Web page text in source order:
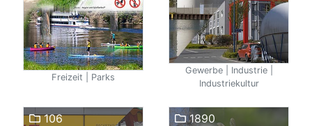
Freizeit | Parks
Gewerbe | Industrie |
Industriekultur
106 1890